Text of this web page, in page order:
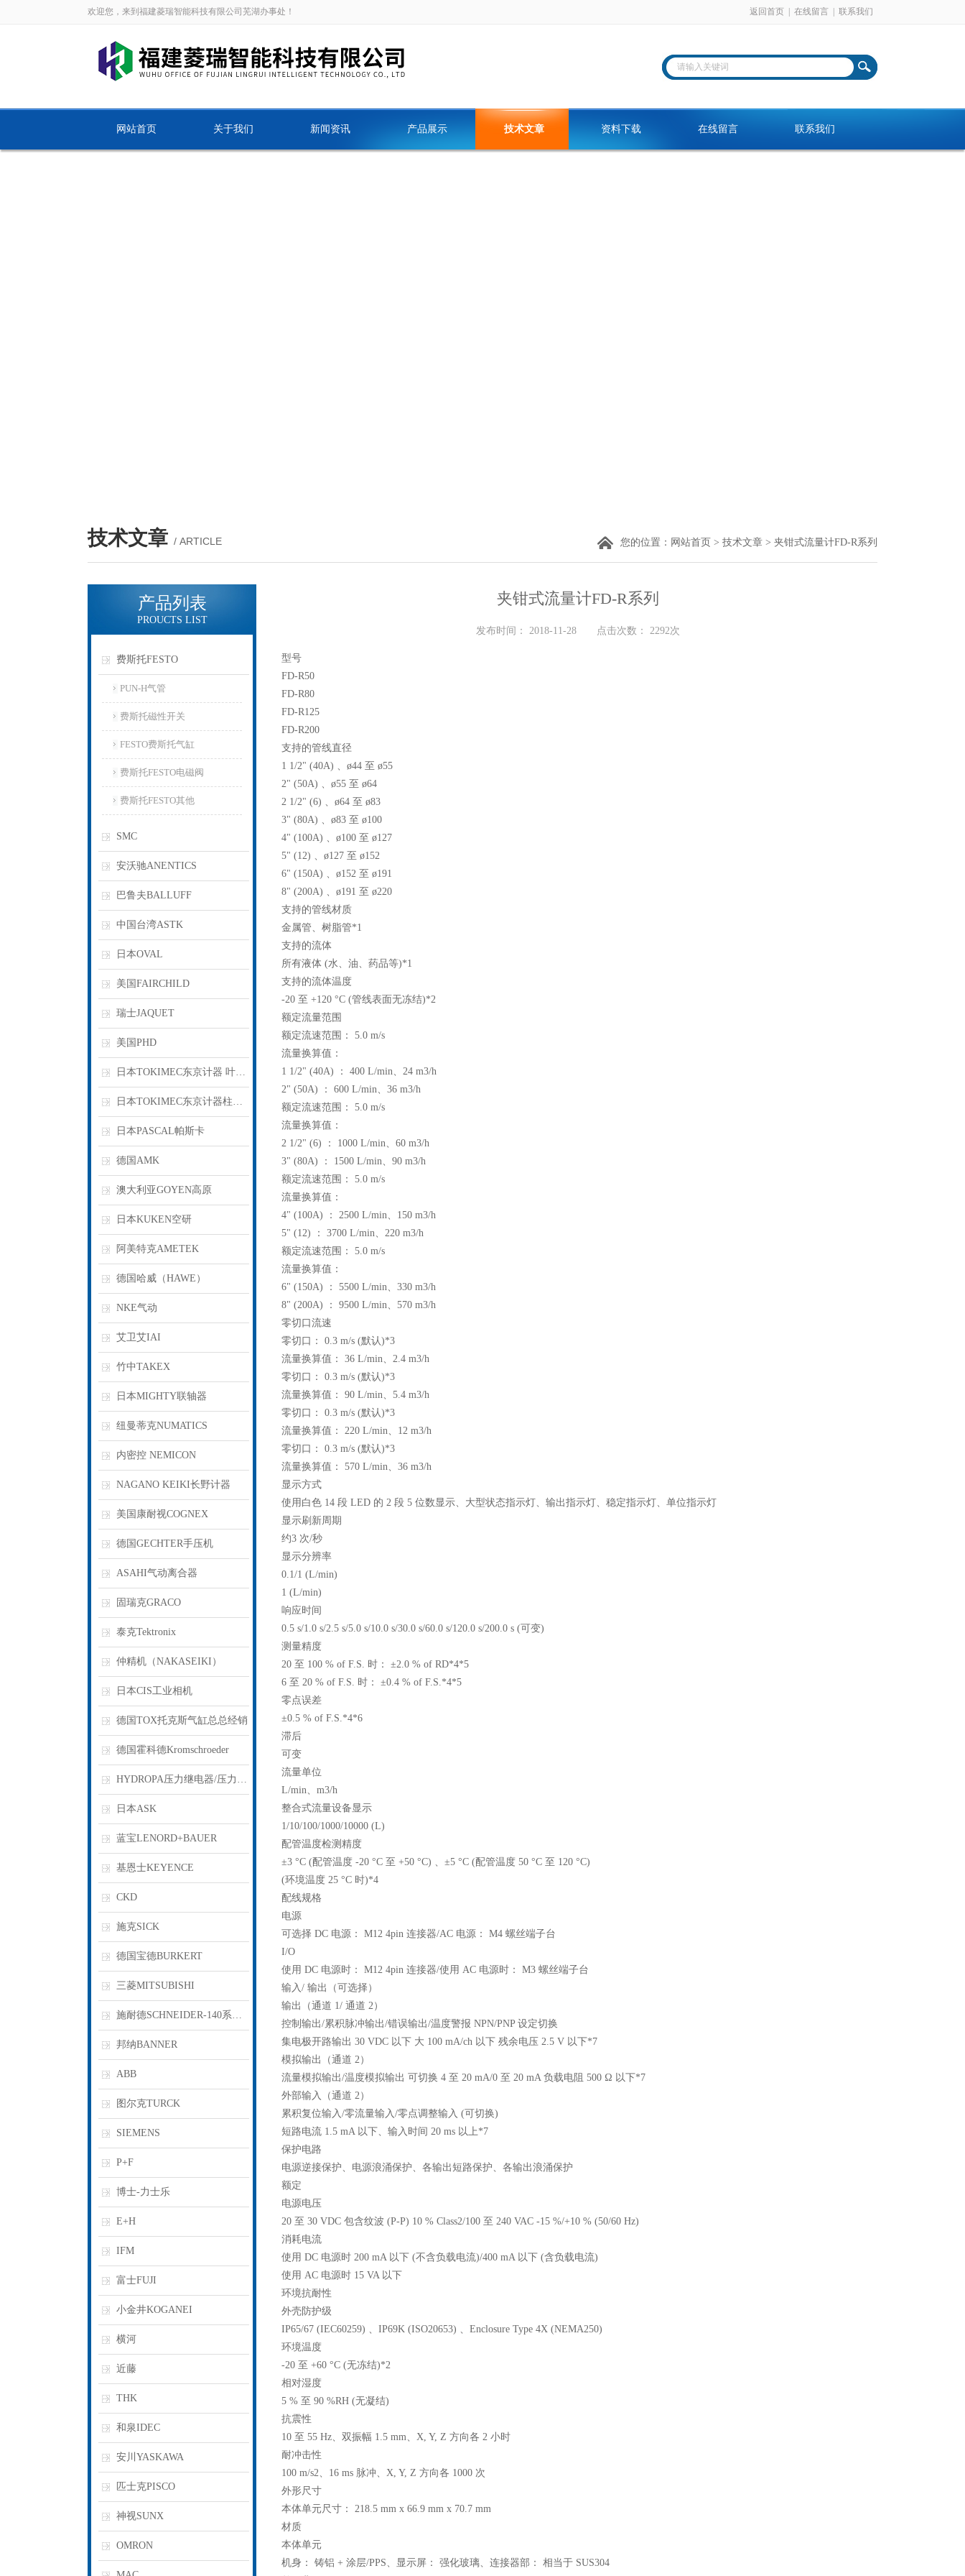
欢迎您，来到福建菱瑞智能科技有限公司芜湖办事处！ 返回首页 在线留言 联系我们
网站首页 关于我们 新闻资讯 产品展示 技术文章 资料下载 在线留言 联系我们
技术文章 / ARTICLE 您的位置： 网站首页 > 技术文章 > 夹钳式流量计FD-R系列
产品列表
PROUCTS LIST
费斯托FESTO
PUN-H气管
费斯托磁性开关
FESTO费斯托气缸
费斯托FESTO电磁阀
费斯托FESTO其他
SMC
安沃驰ANENTICS
巴鲁夫BALLUFF
中国台湾ASTK
日本OVAL
美国FAIRCHILD
瑞士JAQUET
美国PHD
日本TOKIMEC东京计器 叶片泵
日本TOKIMEC东京计器柱塞泵
日本PASCAL帕斯卡
德国AMK
澳大利亚GOYEN高原
日本KUKEN空研
阿美特克AMETEK
德国哈威（HAWE）
NKE气动
艾卫艾IAI
竹中TAKEX
日本MIGHTY联轴器
纽曼蒂克NUMATICS
内密控 NEMICON
NAGANO KEIKI长野计器
美国康耐视COGNEX
德国GECHTER手压机
ASAHI气动离合器
固瑞克GRACO
泰克Tektronix
仲精机（NAKASEIKI）
日本CIS工业相机
德国TOX托克斯气缸总总经销
德国霍科德Kromschroeder
HYDROPA压力继电器/压力开关
日本ASK
蓝宝LENORD+BAUER
基恩士KEYENCE
CKD
施克SICK
德国宝德BURKERT
三菱MITSUBISHI
施耐德SCHNEIDER-140系列PLC
邦纳BANNER
ABB
图尔克TURCK
SIEMENS
P+F
博士-力士乐
E+H
IFM
富士FUJI
小金井KOGANEI
横河
近藤
THK
和泉IDEC
安川YASKAWA
匹士克PISCO
神视SUNX
OMRON
夹钳式流量计FD-R系列
发布时间： 2018-11-28 点击次数： 2292次
型号
FD-R50
FD-R80
FD-R125
FD-R200
支持的管线直径
1 1/2" (40A) 、ø44 至 ø55
2" (50A) 、ø55 至 ø64
2 1/2" (6) 、ø64 至 ø83
3" (80A) 、ø83 至 ø100
4" (100A) 、ø100 至 ø127
5" (12) 、ø127 至 ø152
6" (150A) 、ø152 至 ø191
8" (200A) 、ø191 至 ø220
支持的管线材质
金属管、树脂管*1
支持的流体
所有液体 (水、油、药品等)*1
支持的流体温度
-20 至 +120 °C (管线表面无冻结)*2
额定流量范围
额定流速范围： 5.0 m/s
流量换算值：
1 1/2" (40A) ： 400 L/min、24 m3/h
2" (50A) ： 600 L/min、36 m3/h
额定流速范围： 5.0 m/s
流量换算值：
2 1/2" (6) ： 1000 L/min、60 m3/h
3" (80A) ： 1500 L/min、90 m3/h
额定流速范围： 5.0 m/s
流量换算值：
4" (100A) ： 2500 L/min、150 m3/h
5" (12) ： 3700 L/min、220 m3/h
额定流速范围： 5.0 m/s
流量换算值：
6" (150A) ： 5500 L/min、330 m3/h
8" (200A) ： 9500 L/min、570 m3/h
零切口流速
零切口： 0.3 m/s (默认)*3
流量换算值： 36 L/min、2.4 m3/h
零切口： 0.3 m/s (默认)*3
流量换算值： 90 L/min、5.4 m3/h
零切口： 0.3 m/s (默认)*3
流量换算值： 220 L/min、12 m3/h
零切口： 0.3 m/s (默认)*3
流量换算值： 570 L/min、36 m3/h
显示方式
使用白色 14 段 LED 的 2 段 5 位数显示、大型状态指示灯、输出指示灯、稳定指示灯、单位指示灯
显示刷新周期
约3 次/秒
显示分辨率
0.1/1 (L/min)
1 (L/min)
响应时间
0.5 s/1.0 s/2.5 s/5.0 s/10.0 s/30.0 s/60.0 s/120.0 s/200.0 s (可变)
测量精度
20 至 100 % of F.S. 时： ±2.0 % of RD*4*5
6 至 20 % of F.S. 时： ±0.4 % of F.S.*4*5
零点误差
±0.5 % of F.S.*4*6
滞后
可变
流量单位
L/min、m3/h
整合式流量设备显示
1/10/100/1000/10000 (L)
配管温度检测精度
±3 °C (配管温度 -20 °C 至 +50 °C) 、±5 °C (配管温度 50 °C 至 120 °C)
(环境温度 25 °C 时)*4
配线规格
电源
可选择 DC 电源： M12 4pin 连接器/AC 电源： M4 螺丝端子台
I/O
使用 DC 电源时： M12 4pin 连接器/使用 AC 电源时： M3 螺丝端子台
输入/ 输出（可选择）
输出（通道 1/ 通道 2）
控制输出/累积脉冲输出/错误输出/温度警报 NPN/PNP 设定切换
集电极开路输出 30 VDC 以下 大 100 mA/ch 以下 残余电压 2.5 V 以下*7
模拟输出（通道 2）
流量模拟输出/温度模拟输出 可切换 4 至 20 mA/0 至 20 mA 负载电阻 500 Ω 以下*7
外部输入（通道 2）
累积复位输入/零流量输入/零点调整输入 (可切换)
短路电流 1.5 mA 以下、输入时间 20 ms 以上*7
保护电路
电源逆接保护、电源浪涌保护、各输出短路保护、各输出浪涌保护
额定
电源电压
20 至 30 VDC 包含纹波 (P-P) 10 % Class2/100 至 240 VAC -15 %/+10 % (50/60 Hz)
消耗电流
使用 DC 电源时 200 mA 以下 (不含负载电流)/400 mA 以下 (含负载电流)
使用 AC 电源时 15 VA 以下
环境抗耐性
外壳防护级
IP65/67 (IEC60259) 、IP69K (ISO20653) 、Enclosure Type 4X (NEMA250)
环境温度
-20 至 +60 °C (无冻结)*2
相对湿度
5 % 至 90 %RH (无凝结)
抗震性
10 至 55 Hz、双振幅 1.5 mm、X, Y, Z 方向各 2 小时
耐冲击性
100 m/s2、16 ms 脉冲、X, Y, Z 方向各 1000 次
外形尺寸
本体单元尺寸： 218.5 mm x 66.9 mm x 70.7 mm
材质
本体单元
机身： 铸铝 + 涂层/PPS、显示屏： 强化玻璃、连接器部： 相当于 SUS304